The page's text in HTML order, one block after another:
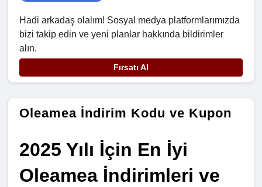
Hadi arkadaş olalım! Sosyal medya platformlarımızda
bizi takip edin ve yeni planlar hakkında bildirimler
alın.
Fırsatı Al
Oleamea İndirim Kodu ve Kupon
2025 Yılı İçin En İyi
Oleamea İndirimleri ve